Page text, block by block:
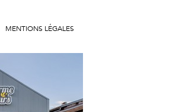
MENTIONS LÉGALES